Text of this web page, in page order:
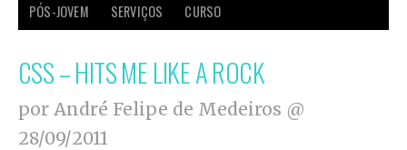
PÓS-JOVEM
SERVIÇOS CURSO
CSS – HITS ME LIKE A ROCK
por André Felipe de Medeiros @
28/09/2011